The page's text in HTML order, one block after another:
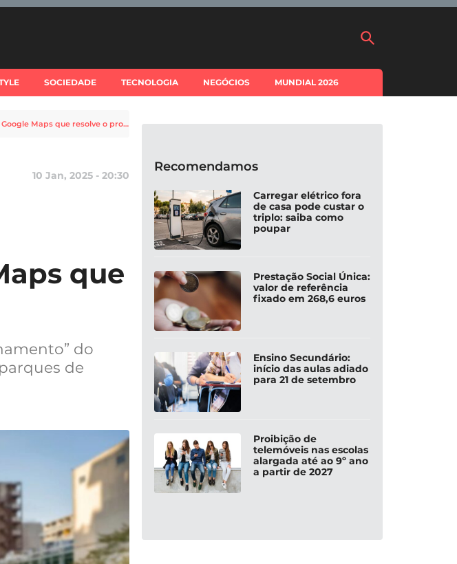
SOCIEDADE TECNOLOGIA NEGÓCIOS MUNDIAL 2026
Onde estacionei o carro? A funcionalidade do Google Maps que resolve o problema
10 Jan, 2025 - 20:30
que
do
de
Recomendamos
Carregar elétrico fora
de casa pode custar o
triplo: saiba como
poupar
Prestação Social Única:
valor de referência
fixado em 268,6 euros
Ensino Secundário:
início das aulas adiado
para 21 de setembro
Proibição de
telemóveis nas escolas
alargada até ao 9º ano
a partir de 2027